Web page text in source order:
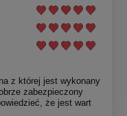
z której jest wykonany
zabezpieczony
że jest wart